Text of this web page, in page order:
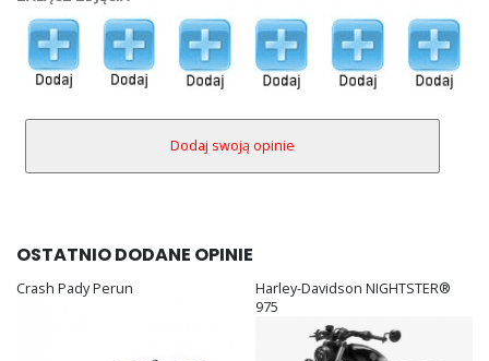
OSTATNIO DODANE OPINIE
Crash Pady Perun
Harley-Davidson NIGHTSTER®
975